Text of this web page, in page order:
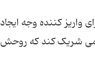
واریز کننده وجه ایجاد
شریک کند که روحش